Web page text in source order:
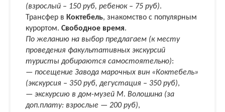
(взрослый – 150 руб, ребенок – 75 руб).
Трансфер в Коктебель, знакомство с популярным
курортом. Свободное время.
По желанию на выбор предлагаем (к месту
проведения факультативных экскурсий
туристы добираются самостоятельно):
— посещение Завода марочных вин «Коктебель»
(экскурсия – 350 руб, дегустация – 350 руб),
— экскурсию в дом-музей М. Волошина (за
доп.плату: взрослые — 200 руб),